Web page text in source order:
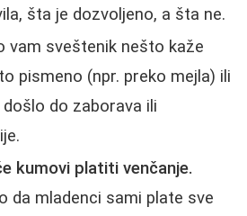
šta je dozvoljeno, a šta ne.
vam sveštenik nešto kaže
pismeno (npr. preko mejla) ili
do zaborava ili
kumovi platiti venčanje.
da mladenci sami plate sve